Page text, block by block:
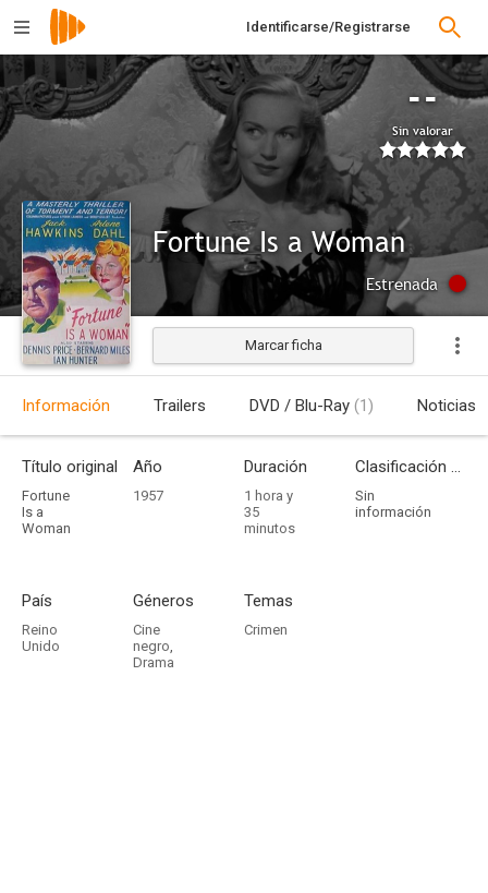
Identificarse/Registrarse
--
Sin valorar
Fortune Is a Woman
Estrenada
Marcar ficha
Información Trailers DVD / Blu-Ray (1) Noticias
Título original
Fortune
Is a
Woman
Año
1957
Duración
1 hora y
35
minutos
Clasificación por edades
Sin
información
País
Reino
Unido
Géneros
Cine
negro,
Drama
Temas
Crimen